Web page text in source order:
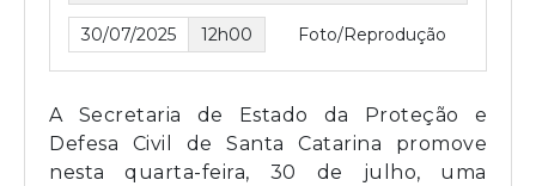
30/07/2025 12h00 Foto/Reprodução
A Secretaria de Estado da Proteção e
Defesa Civil de Santa Catarina promove
nesta quarta-feira, 30 de julho, uma